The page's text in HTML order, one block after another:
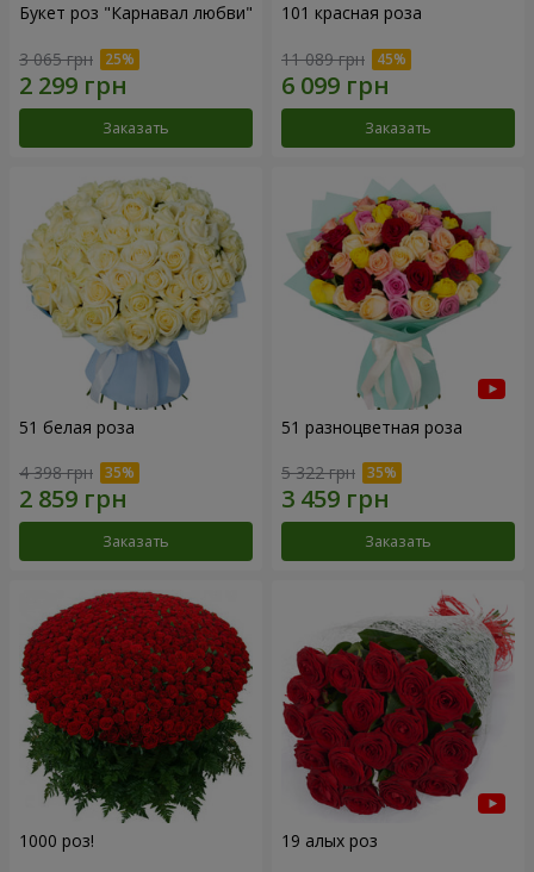
Букет роз "Карнавал любви"
3 065 грн
Заказать
101 красная роза
11 089 грн
Заказать
51 белая роза
4 398 грн
Заказать
51 разноцветная роза
5 322 грн
Заказать
1000 роз! 19 алых роз